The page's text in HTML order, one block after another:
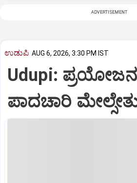
ADVERTISEMENT
ಉಡುಪಿ AUG 6, 2026, 3:30 PM IST
Udupi:
ಪಾದಚಾರಿ